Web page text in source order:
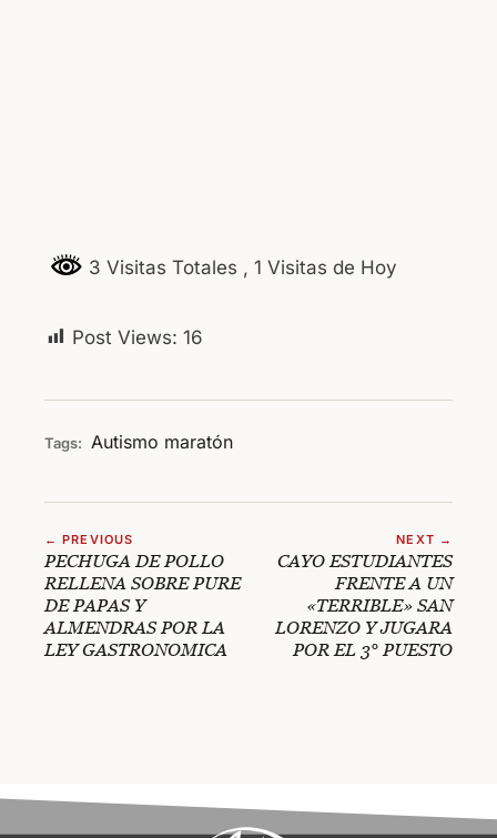
3 Visitas Totales , 1 Visitas de Hoy
Post Views: 16
Tags: Autismo maratón
← PREVIOUS
PECHUGA DE POLLO
RELLENA SOBRE PURE
DE PAPAS Y
ALMENDRAS POR LA
LEY GASTRONOMICA
NEXT →
CAYO ESTUDIANTES
FRENTE A UN
«TERRIBLE» SAN
LORENZO Y JUGARA
POR EL 3° PUESTO